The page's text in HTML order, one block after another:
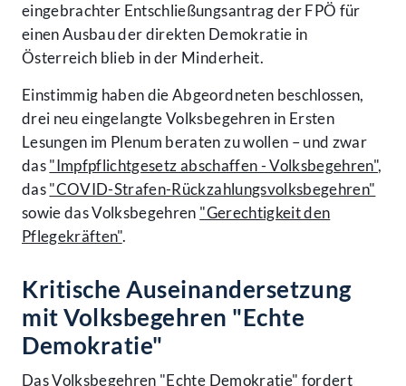
eingebrachter Entschließungsantrag der FPÖ für
einen Ausbau der direkten Demokratie in
Österreich blieb in der Minderheit.
Einstimmig haben die Abgeordneten beschlossen,
drei neu eingelangte Volksbegehren in Ersten
Lesungen im Plenum beraten zu wollen – und zwar
das"Impfpflichtgesetz abschaffen - Volksbegehren",
das"COVID-Strafen-Rückzahlungsvolksbegehren"
sowie das Volksbegehren "Gerechtigkeit den
Pflegekräften".
Kritische Auseinandersetzung
mit Volksbegehren "Echte
Demokratie"
DasVolksbegehren "Echte Demokratie" fordert